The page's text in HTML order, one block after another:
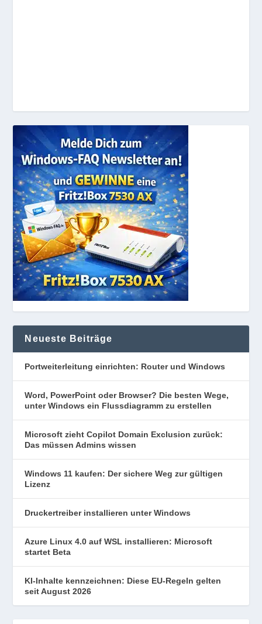
Neueste Beiträge
Portweiterleitung einrichten: Router und Windows
Word, PowerPoint oder Browser? Die besten Wege,
unter Windows ein Flussdiagramm zu erstellen
Microsoft zieht Copilot Domain Exclusion zurück:
Das müssen Admins wissen
Windows 11 kaufen: Der sichere Weg zur gültigen
Lizenz
Druckertreiber installieren unter Windows
Azure Linux 4.0 auf WSL installieren: Microsoft
startet Beta
KI-Inhalte kennzeichnen: Diese EU-Regeln gelten
seit August 2026